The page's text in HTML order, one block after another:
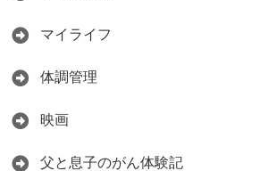
マイライフ
体調管理
映画
父と息子のがん体験記